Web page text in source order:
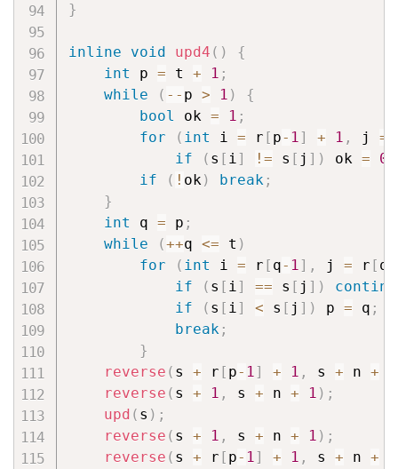
}
inline void upd4 ( )
{
int p = t + 1 ;
while
( -- p > 1 )
{
bool ok = 1 ;
for
( int i = r [ p- 1] + 1 , j =
if
( s [ i] != s [ j ] ) ok = 0
if
( ! ok) break;
}
int q = p ;
while
(++q <= t )
for
( int i = r [ q- 1] , j = r [ q
if
( s [ i] == s [ j ] )
if
( s [ i] < s [ j ] ) p = q ;
break;
}
reverse ( s + r [ p- 1] + 1 , s + n +
reverse ( s + 1 , s + n + 1 ) ;
upd ( s ) ;
reverse ( s + 1 , s + n + 1 ) ;
reverse ( s + r [ p- 1] + 1 , s + n +